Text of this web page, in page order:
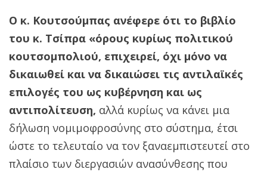
Ο κ. Κουτσούμπας ανέφερε ότι το βιβλίο
του κ. Τσίπρα «όρους κυρίως πολιτικού
κουτσομπολιού, επιχειρεί, όχι μόνο να
δικαιωθεί και να δικαιώσει τις αντιλαϊκές
επιλογές του ως κυβέρνηση και ως
αντιπολίτευση, αλλά κυρίως να κάνει μια
δήλωση νομιμοφροσύνης στο σύστημα, έτσι
ώστε το τελευταίο να τον ξαναεμπιστευτεί στο
πλαίσιο των διεργασιών ανασύνθεσης που